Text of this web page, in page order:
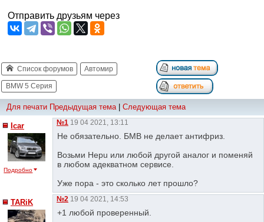
Отправить друзьям через
Список форумов Автомир
BMW 5 Серия
Для печати Предыдущая тема| Следующая тема
Icar
Подробно
№1 19 04 2021, 13:11
Не обязательно. БМВ не делает антифриз.
Возьми Hepu или любой другой аналог и поменяй
в любом адекватном сервисе.
Уже пора - это сколько лет прошло?
TARiK №2 19 04 2021, 14:53
+1 любой проверенный.